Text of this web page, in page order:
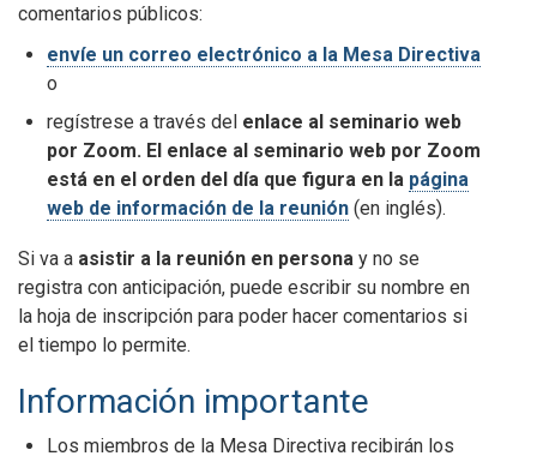
comentarios públicos:
envíe un correo electrónico a la Mesa Directiva
o
regístrese a través del enlace al seminario web
por Zoom. El enlace al seminario web por Zoom
está en el orden del día que figura en la página
web de información de la reunión (en inglés).
Si va a asistir a la reunión en persona y no se
registra con anticipación, puede escribir su nombre en
la hoja de inscripción para poder hacer comentarios si
el tiempo lo permite.
Información importante
Los miembros de la Mesa Directiva recibirán los